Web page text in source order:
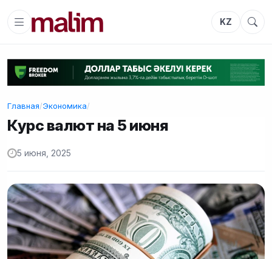
KZ
Главная/Экономика/
Курс валют на 5 июня
5 июня, 2025